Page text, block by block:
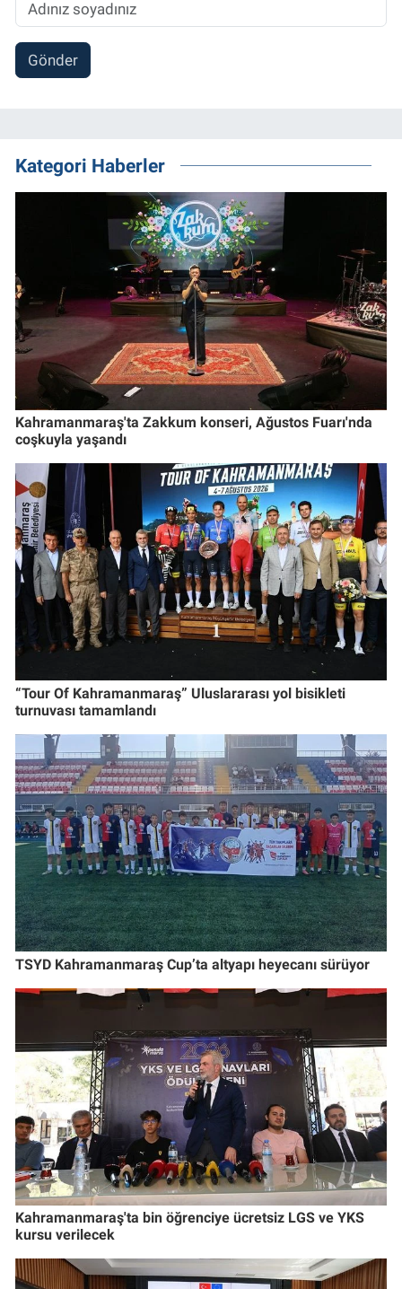
Gönder
Kategori Haberler
Kahramanmaraş'ta Zakkum konseri, Ağustos Fuarı'nda
coşkuyla yaşandı
“Tour Of Kahramanmaraş” Uluslararası yol bisikleti
turnuvası tamamlandı
TSYD Kahramanmaraş Cup’ta altyapı heyecanı sürüyor
Kahramanmaraş'ta bin öğrenciye ücretsiz LGS ve YKS
kursu verilecek